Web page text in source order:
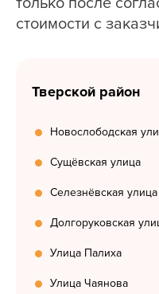
стоимости с
Тверской район
Новослободская
Сущёвская улица
Селезнёвская улица
Долгоруковская
Улица Палиха
Улица Чаянова